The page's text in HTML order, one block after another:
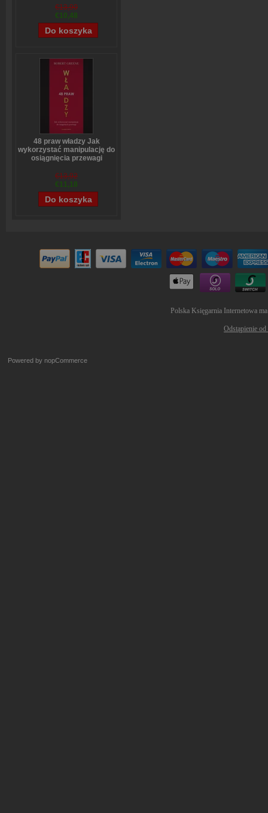
mężczyzn
Tadeusz Oleszczuk
€13,90
€10,48
48 praw władzy Jak
wykorzystać manipulację do
osiągnięcia przewagi
€13,92
€11,18
Polska Księgarnia Internetowa
Odstąpienie
Powered by nopCommerce